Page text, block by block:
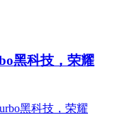
黑科技，荣耀